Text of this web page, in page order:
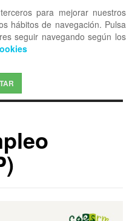
para mejorar nuestros
hábitos de navegación. Pulsa
seguir navegando según los